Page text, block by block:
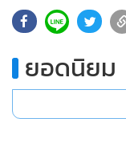
ยอดนิยม